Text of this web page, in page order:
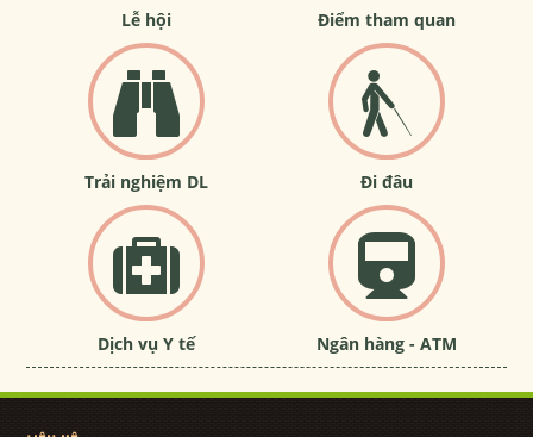
Lễ hội Điểm tham quan
Trải nghiệm DL Đi đâu
Dịch vụ Y tế Ngân hàng - ATM